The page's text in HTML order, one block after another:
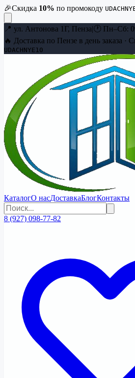
🎉Скидка 10% по промокоду
📍 ул. Антонова 1Г, Пенза|🕐 Пн–Сб:
🔥 Доставка по Пензе в день заказа ·
UDACHNYE10
КаталогО насДоставкаБлогКонтакты
8 (927) 098-77-82